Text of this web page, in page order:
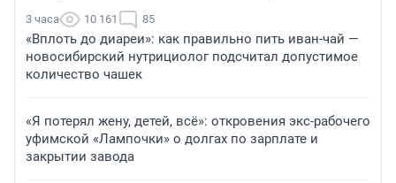
3 часа 10 161 85
«Вплоть до диареи»: как правильно пить иван-чай —
новосибирский нутрициолог подсчитал допустимое
количество чашек
«Я потерял жену, детей, всё»: откровения экс-рабочего
уфимской «Лампочки» о долгах по зарплате и
закрытии завода